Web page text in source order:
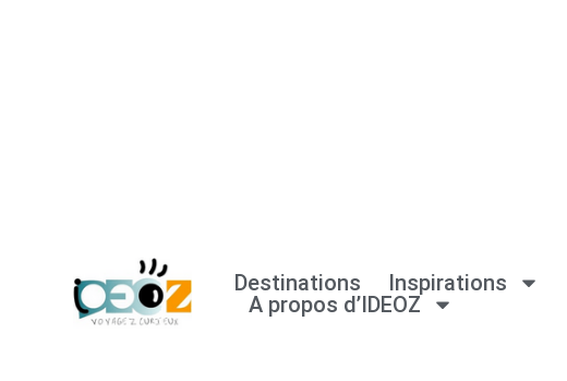
Destinations Inspirations
A propos d’IDEOZ